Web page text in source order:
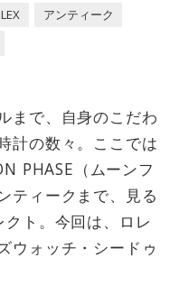
アンティーク
まで、自身のこだわ
計の数々。ここでは
PHASE（ムーンフ
ティークまで、見る
ト。今回は、ロレ
ウォッチ・シードゥ